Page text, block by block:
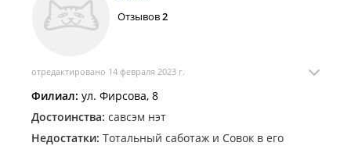
Ваши подчиненные просто боятся идти к Вам с
подобными вопросами(ваша подпись и печать ВК).
районов и своими работниками в частности.
Отзывов2
отредактировано 14 февраля 2023 г.
Филиал: ул. Фирсова, 8
Достоинства: савсэм нэт
Недостатки: Тотальный саботаж и Совок в его